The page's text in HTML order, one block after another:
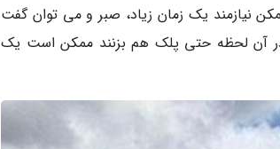
نیازمند یک زمان زیاد، صبر و می توان گفت
آن لحظه حتی پلک هم بزنند ممکن است یک